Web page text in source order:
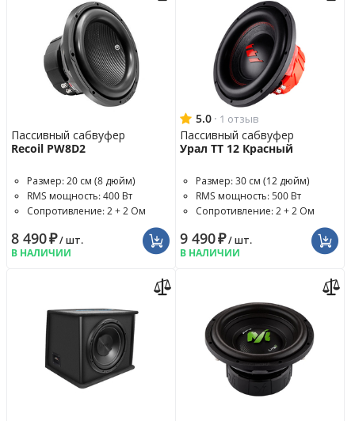
Пассивный сабвуфер
Recoil PW8D2
Размер: 20 см (8 дюйм)
RMS мощность: 400 Вт
Сопротивление: 2 + 2 Ом
8 490₽/ шт.
В НАЛИЧИИ
5.0 · 1 отзыв
Пассивный сабвуфер
Урал ТТ 12 Красный
Размер: 30 см (12 дюйм)
RMS мощность: 500 Вт
Сопротивление: 2 + 2 Ом
9 490₽/ шт.
В НАЛИЧИИ